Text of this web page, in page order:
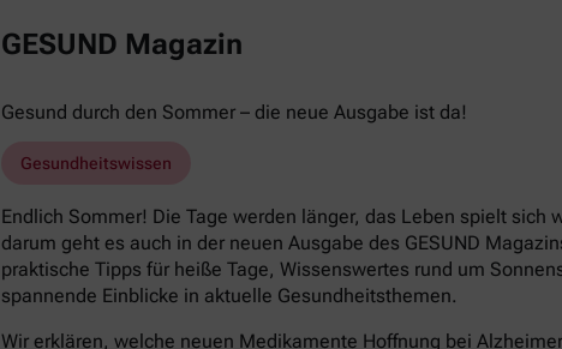
GESUND Magazin
Gesund durch den Sommer – die neue Ausgabe ist da!
Gesundheitswissen
Endlich Sommer! Die Tage werden länger, das Leben spielt sich
darum geht es auch in der neuen Ausgabe des GESUND
praktische Tipps für heiße Tage, Wissenswertes rund um
spannende Einblicke in aktuelle Gesundheitsthemen.
Wir erklären, welche neuen Medikamente Hoffnung bei